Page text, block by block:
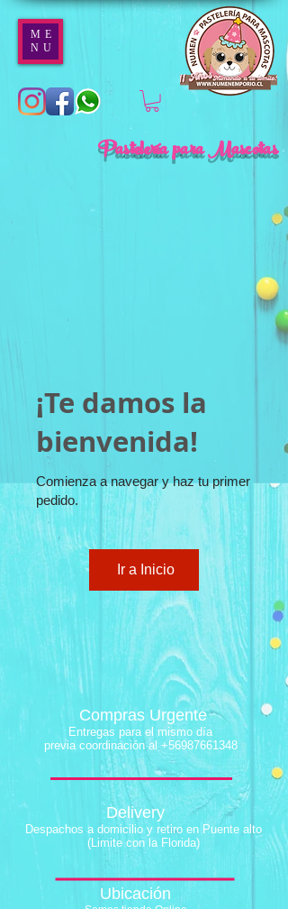
ME
NU
Pastelería para Mascotas
¡Te damos la
bienvenida!
Comienza a navegar y haz tu primer
pedido.
Ir a Inicio
Compras Urgente
Entregas para el mismo día
previa coordinación al+56987661348
Delivery
Ubicación
Despachos a domicilio y retiro en Puente alto
(Limite con la Florida)